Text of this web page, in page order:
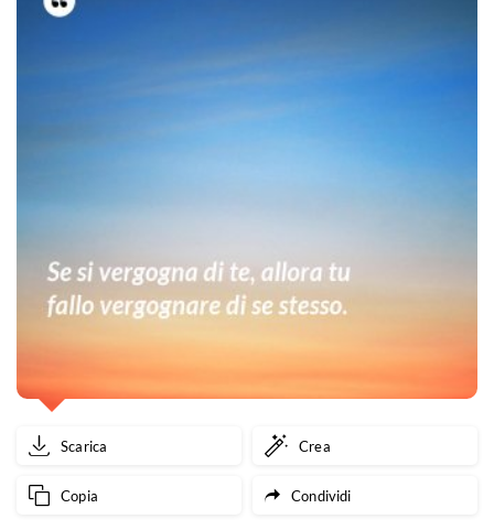
Scarica Crea
Copia Condividi